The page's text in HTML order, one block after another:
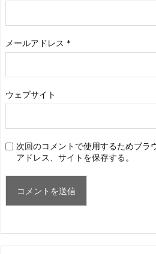
メールアドレス *
ウェブサイト
次回のコメントで使用するためブラ
アドレス、サイトを保存する。